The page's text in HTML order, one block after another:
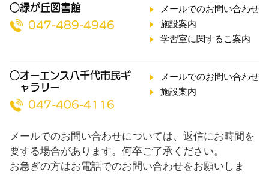
○緑が丘図書館
047-489-4946
メールでのお問い合わせ
施設案内
学習室に関するご案内
○オーエンス八千代市民ギ
ャラリー
047-406-4116
メールでのお問い合わせ
施設案内
メールでのお問い合わせについては、返信にお時間を
要する場合があります。何卒ご了承ください。
お急ぎの方はお電話でのお問い合わせをお願いしま